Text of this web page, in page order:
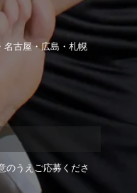
名古屋・広島・札幌
のうえご応募くださ